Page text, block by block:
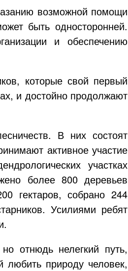
возможной помощи
быть односторонней.
и обеспечению
которые свой первый
и достойно продолжают
В них состоят
активное участие
участках
более 800 деревьев
гектаров, собрано 244
Усилиями ребят
отнюдь нелегкий путь,
природу человек,